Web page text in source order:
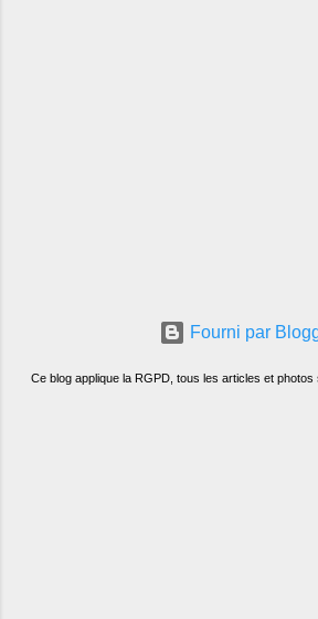
Fourni par
Ce blog applique la RGPD, tous les articles et photos